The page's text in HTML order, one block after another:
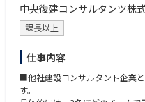
中央復建コンサルタンツ株
課長以上
仕事内容
■他社建設コンサルタント企業
す。